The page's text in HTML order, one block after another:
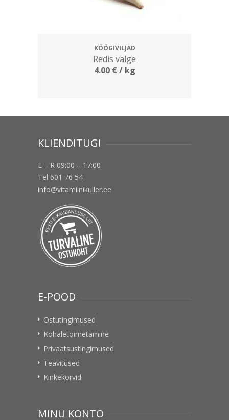
KÖÖGIVILJAD
Redis valge
4.00 €/ kg
KLIENDITUGI
E – R 09:00 – 17:00
Tel 601 76 54
info@vitamiinikuller.ee
E-POOD
Ostutingimused
Kohaletoimetamine
Privaatsustingimused
Teavitused
Kinkekorvid
MINU KONTO